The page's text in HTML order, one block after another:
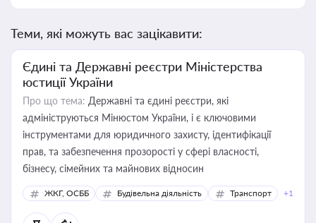
Теми, які можуть вас зацікавити:
Єдині та Державні реєстри Міністерства
юстиції України
Про що тема: Державні та єдині реєстри, які
адмініструються Мінюстом України, і є ключовими
інструментами для юридичного захисту, ідентифікації
прав, та забезпечення прозорості у сфері власності,
бізнесу, сімейних та майнових відносин
ЖКГ, ОСББ Будівельна діяльність Транспорт +1